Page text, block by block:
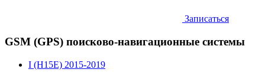
Записаться
GSM (GPS) поисково-навигационные системы
I (H15E) 2015-2019